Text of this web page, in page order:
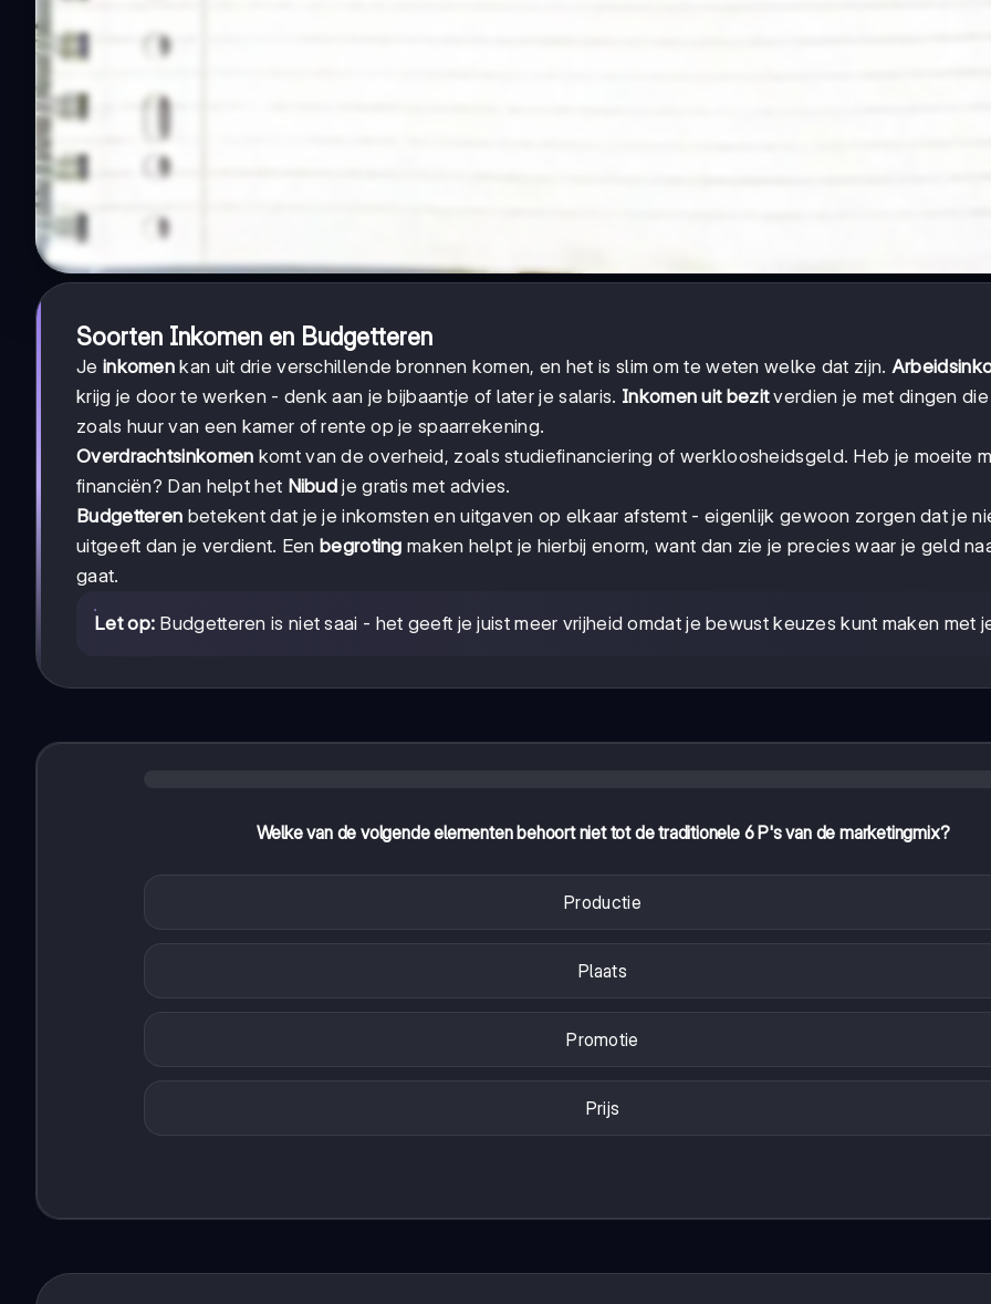
Soorten Inkomen en Budgetteren
Je inkomen kan uit drie verschillende bronnen komen, en het is slim om te weten welke dat zijn.
krijg je door te werken - denk aan je bijbaantje of later je salaris. Inkomen uit bezitverdien je met dingen
zoals huur van een kamer of rente op je spaarrekening.
Overdrachtsinkomen komt van de overheid, zoals studiefinanciering of werkloosheidsgeld. Heb je moeite
financiën? Dan helpt het Nibud je gratis met advies.
Budgetteren betekent dat je je inkomsten en uitgaven op elkaar afstemt - eigenlijk gewoon zorgen dat je
uitgeeft dan je verdient. Een begroting maken helpt je hierbij enorm, want dan zie je precies waar je geld
gaat.
Let op: Budgetteren is niet saai - het geeft je juist meer vrijheid omdat je bewust keuzes kunt maken met
Welke van de volgende elementen behoort niet tot de traditionele 6 P's van de marketingmix?
Productie
Plaats
Promotie
Prijs